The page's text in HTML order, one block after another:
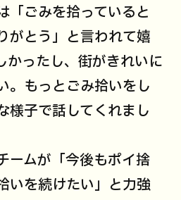
「ごみを拾っていると
がとう」と言われて嬉
かったし、街がきれいに
。もっとごみ拾いをし
様子で話してくれまし
ームが「今後もポイ捨
いを続けたい」と力強